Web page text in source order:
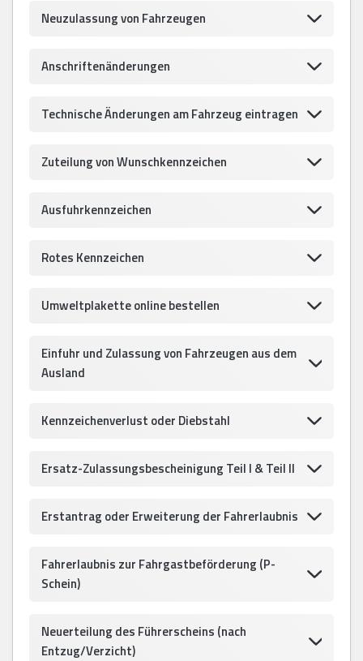
Neuzulassung von Fahrzeugen
Anschriftenänderungen
Technische Änderungen am Fahrzeug eintragen
Zuteilung von Wunschkennzeichen
Ausfuhrkennzeichen
Rotes Kennzeichen
Umweltplakette online bestellen
Einfuhr und Zulassung von Fahrzeugen aus dem
Ausland
Kennzeichenverlust oder Diebstahl
Ersatz-Zulassungsbescheinigung Teil I & Teil II
Erstantrag oder Erweiterung der Fahrerlaubnis
Fahrerlaubnis zur Fahrgastbeförderung (P-
Schein)
Neuerteilung des Führerscheins (nach
Entzug/Verzicht)